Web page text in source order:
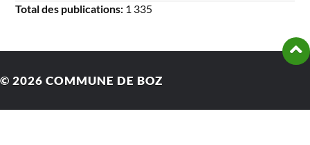
Total des publications: 1 335
© 2026 COMMUNE DE BOZ